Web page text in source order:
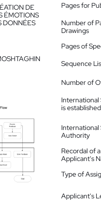
DE
ÉMOTIONS
DONNÉES
Pages for
Number of
Drawings
Pages of
Sequence
Number of
International
is established
International
Authority
Recordal of
Applicant's
Type of
Applicant's